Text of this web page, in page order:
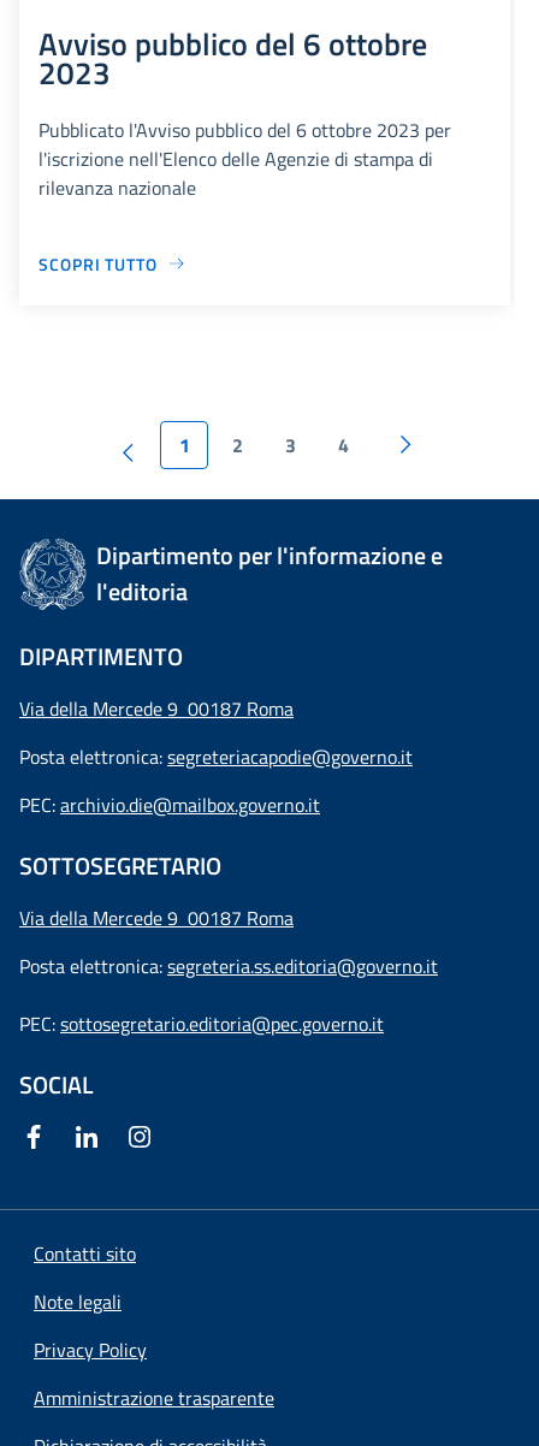
Avviso pubblico del 6 ottobre
2023
Pubblicato l'Avviso pubblico del 6 ottobre 2023 per
l'iscrizione nell'Elenco delle Agenzie di stampa di
rilevanza nazionale
SCOPRI TUTTO
1 2 3 4
Dipartimento per l'informazione e
l'editoria
DIPARTIMENTO
Via della Mercede 9 00187 Roma
Posta elettronica:segreteriacapodie@governo.it
PEC:archivio.die@mailbox.governo.it
SOTTOSEGRETARIO
Via della Mercede 9 00187 Roma
Posta elettronica:segreteria.ss.editoria@governo.it
PEC:sottosegretario.editoria@pec.governo.it
SOCIAL
Contatti sito
Note legali
Privacy Policy
Amministrazione trasparente